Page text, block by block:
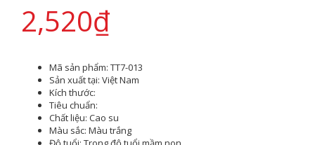
2,520₫
Mã sản phẩm: TT7-013
Sản xuất tại: Việt Nam
Kích thước:
Tiêu chuẩn:
Chất liệu: Cao su
Màu sắc: Màu trắng